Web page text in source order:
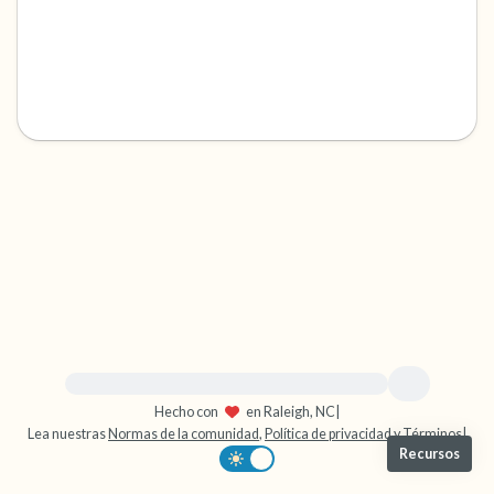
Hecho con
en Raleigh, NC
Lea nuestras Normas de la comunidad, Política de privacidadyTérminos|
Recursos